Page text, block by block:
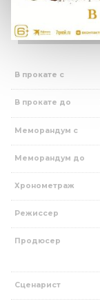
В прокате с
В прокате до
Меморандум с
Меморандум до
Хронометраж
Режиссер
Продюсер
Сценарист